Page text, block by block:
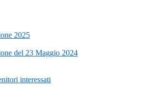
2025
del 23 Maggio 2024
interessati